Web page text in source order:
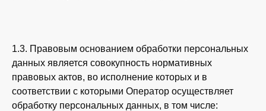
1.3. Правовым основанием обработки персональных
данных является совокупность нормативных
правовых актов, во исполнение которых и в
соответствии с которыми Оператор осуществляет
обработку персональных данных, в том числе: